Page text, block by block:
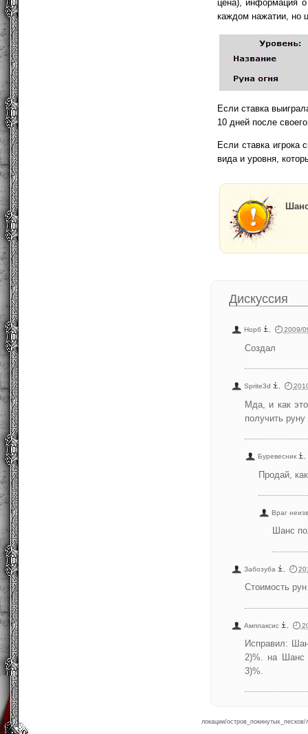
цена), информация о
каждом нажатии, но
Если ставка
10 дней после
Если ставка игрока
вида и уровня,
Дискуссия
Норб , 2009/
Создал
Sprite3d
Мда, и как
получить
Буревесник
Продай,
Враг
Шанс
Забозуба
Стоимость
Амплаксис
Исправил:
2)%. на Шанс
3)%.
локации/